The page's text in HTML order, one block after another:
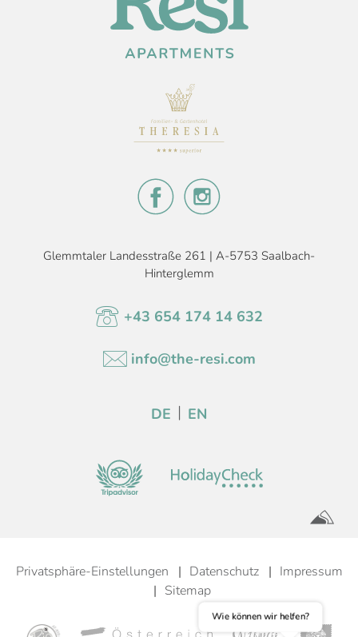
Glemmtaler Landesstraße 261 | A-5753 Saalbach-
Hinterglemm
+43 654 174 14 632
info@the-resi.com
DE EN
Privatsphäre-Einstellungen Datenschutz
Impressum
Sitemap
Wie können wir helfen?